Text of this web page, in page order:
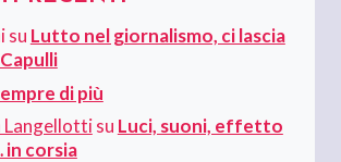
su Lutto nel giornalismo, ci lascia
di più
Langellottisu Luci, suoni, effetto
in corsia